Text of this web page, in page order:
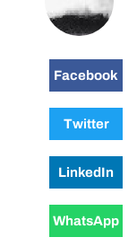
Facebook
Twitter
LinkedIn
WhatsApp